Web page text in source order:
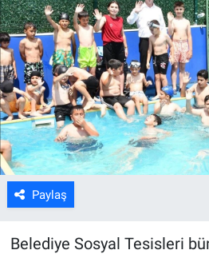
Paylaş
Belediye Sosyal Tesisleri